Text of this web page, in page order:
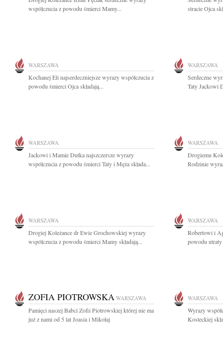
współczucia z powodu śmierci Mamy...
stracie Ojca
WARSZAWA
Kochanej Eli najserdeczniejsze wyrazy współczucia z
powodu śmierci Ojca składają...
WARSZAWA
Serdeczne
Taty Jackowi
WARSZAWA
Jackowi i Mamie Dutka najszczersze wyrazy
współczucia z powodu śmierci Taty i Męża składa...
WARSZAWA
Drogiemu
Rodzinie
WARSZAWA
Drogiej Koleżance dr Ewie Grochowskiej wyrazy
współczucia z powodu śmierci Mamy składają...
WARSZAWA
Robertowi i
powodu
ZOFIA PIOTROWSKA WARSZAWA
Pamięci naszej Babci Zofii Piotrowskiej której nie ma
już z nami od 5 lat Joasia i Mikołaj
WARSZAWA
Wyrazy
Kosteckiej